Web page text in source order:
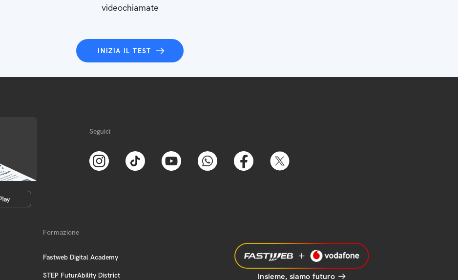
videochiamate
INIZIA IL TEST
Seguici
Formazione
Fastweb Digital Academy
STEP FuturAbility District Insieme, siamo futuro